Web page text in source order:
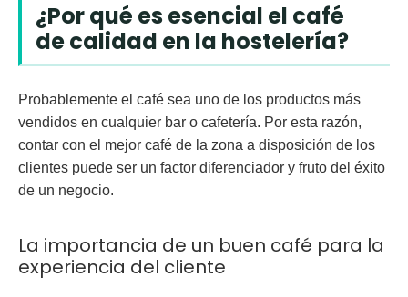
¿Por qué es esencial el café
de calidad en la hostelería?
Probablemente el café sea uno de los productos más
vendidos en cualquier bar o cafetería. Por esta razón,
contar con el mejor café de la zona a disposición de los
clientes puede ser un factor diferenciador y fruto del éxito
de un negocio.
La importancia de un buen café para la
experiencia del cliente